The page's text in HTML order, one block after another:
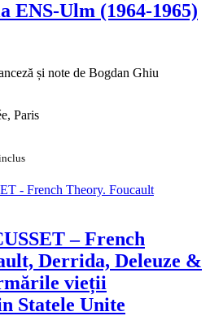
ENS-Ulm (1964-1965)
și note de Bogdan Ghiu
Paris
– French
Derrida, Deleuze &
vieții
Statele Unite